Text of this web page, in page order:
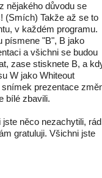
nějakého důvodu se
(Smích) Takže až se to
v každém programu.
písmene "B", B jako
a všichni se budou
zase stisknete B, a
W jako Whiteout
prezentace
bílé zbavili.
něco nezachytili, rád
gratuluji. Všichni jste